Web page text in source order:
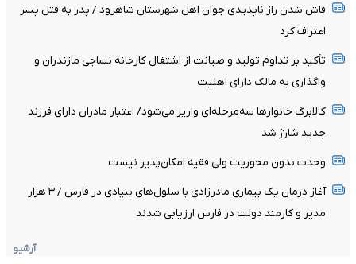
فاش شدن راز ناپدیدی جوان اهل شهرستان شاهرود / پدر به قتل پسر
اعتراف کرد
تأکید بر تداوم تولید و صیانت از اشتغال کارخانه نساجی مازندران و
واگذاری به مالک دارای اهلیت
کالابرگ خانوارها سه‌مرحله‌ای واریز می‌شود/ اعتبار مادران دارای فرزند
جدید شارژ شد
وحدت بدون محوریت ولی فقیه امکان‌پذیر نیست
آغاز درمان یک بیماری مادرزادی با سلول‌های بنیادی در فارس / ۳ هزار
مدیر و کارمند دولت در فارس ارزیابی شدند
آرشیو